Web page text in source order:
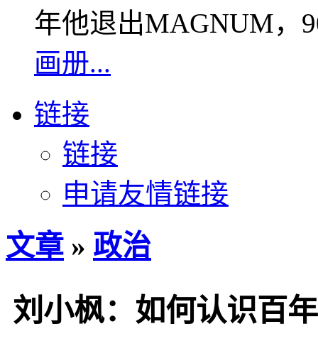
年他退出MAGNUM，
画册...
链接
链接
申请友情链接
文章 » 政治
刘小枫：如何认识百